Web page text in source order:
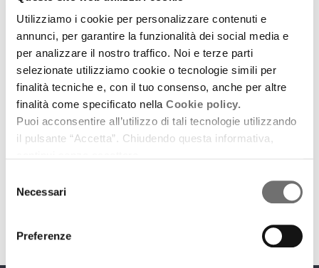
Utilizziamo i cookie per personalizzare contenuti e
annunci, per garantire la funzionalità dei social media e
per analizzare il nostro traffico. Noi e terze parti
selezionate utilizziamo cookie o tecnologie simili per
finalità tecniche e, con il tuo consenso, anche per altre
finalità come specificato nella Cookie policy.
Puoi acconsentire all’utilizzo di tali tecnologie utilizzando
il pulsante “Accetta”. Chiudendo questa informativa,
delNecessari
Preferenze
Spettacoli in Emilia-Romagna
Emma e le altre
6 aprile 2017
Un'intervista a Emma Dante e una conversazione
con Laura Mariani sulle donne registe in un'ottica di